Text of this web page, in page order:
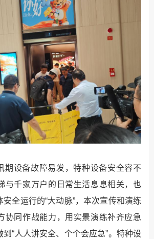
期设备故障易发，特种设备安全容不
与千家万户的日常生活息息相关，也
全运行的“大动脉”，本次宣传和演练
协同作战能力，用实景演练补齐应急
“人人讲安全、个个会应急”。特种设